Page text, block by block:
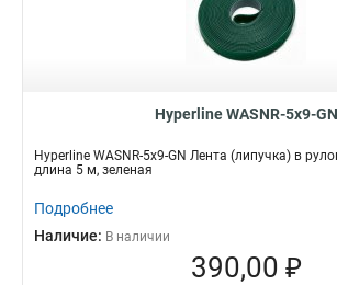
Hyperline WASNR-5x9-GN
Hyperline WASNR-5x9-GN Лента (липучка) в
длина 5 м, зеленая
Подробнее
Наличие: В наличии
390,00 ₽